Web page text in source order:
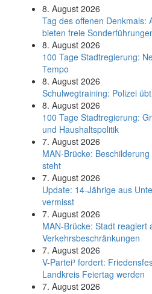
8. August 2026
Tag des offenen Denkmals:
bieten freie
8. August 2026
100 Tage Stadtregierung:
Tempo
8. August 2026
Schul­weg­trai­ning: Poli­zei
8. August 2026
100 Tage Stadtregierung:
und Haushaltspolitik
7. August 2026
MAN-Brücke:
steht
7. August 2026
Update: 14-Jährige aus
vermisst
7. August 2026
MAN-Brücke: Stadt reagiert
Verkehrsbeschränkungen
7. August 2026
V-Partei­³ fordert:
Land­kreis Feier­tag werden
7. August 2026